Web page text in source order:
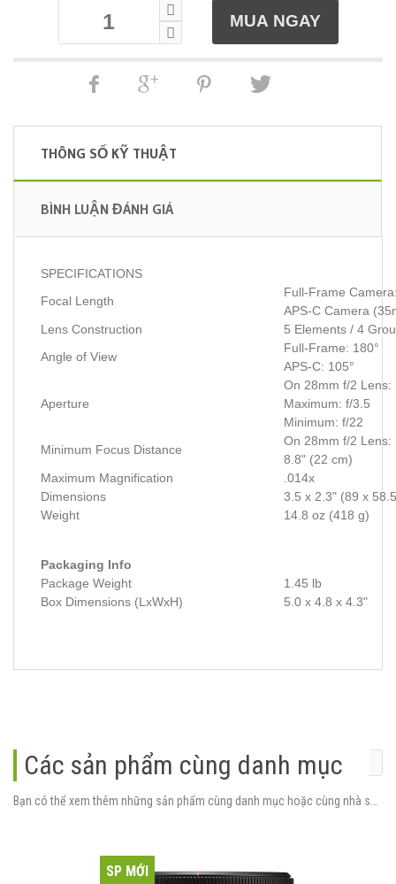
THÔNG SỐ KỸ THUẬT
BÌNH LUẬN ĐÁNH GIÁ
SPECIFICATIONS
Focal Length
Full-Frame
APS-C Camera
Lens Construction
5 Elements / 4
Angle of View
Full-Frame: 180°
APS-C: 105°
Aperture
On 28mm f/2 Lens:
Maximum: f/3.5
Minimum: f/22
Minimum Focus Distance
On 28mm f/2 Lens:
8.8" (22 cm)
Maximum Magnification
.014x
Dimensions
3.5 x 2.3" (89 x
Weight
14.8 oz (418 g)
Packaging Info
Package Weight
1.45 lb
Box Dimensions (LxWxH)
5.0 x 4.8 x 4.3"
Các sản phẩm cùng danh mục
SP MỚI